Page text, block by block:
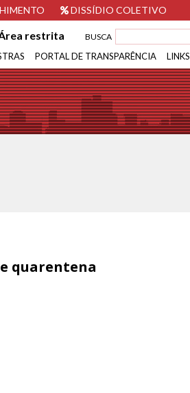
DISSÍDIO COLETIVO
BUSCA
restrita
PORTAL DE TRANSPARÊNCIA LINKS
quarentena